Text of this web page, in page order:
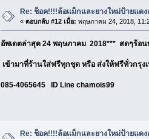
Re: ช็อค!!!!ล้อเเม็กและยางใหม่ป้ายแด
«ตอบกลับ #12 เมื่อ: พฤษภาคม 24, 2018,
อัพเดตล่าสุด 24 พฤษภาคม 2018*** สดๆร้อ
เข้ามาที่ร้านใส่ฟรีทุกชุด หรือ ส่งให้ฟรีทั่วกรุง
085-4065645 ID Line chamois99
Re: ช็อค!!!!ล้อเเม็กและยางใหม่ป้ายแด